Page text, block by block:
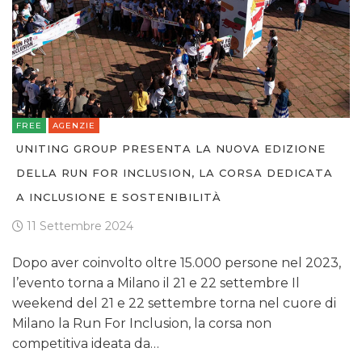
DATI
RICERCHE
PREVISIONI/SCENARI
NORMATIVE
CASE HISTORY
OPINIONI
FREE AGENZIE
UNITING GROUP PRESENTA LA NUOVA EDIZIONE
DELLA RUN FOR INCLUSION, LA CORSA DEDICATA
A INCLUSIONE E SOSTENIBILITÀ
11 Settembre 2024
Dopo aver coinvolto oltre 15.000 persone nel 2023,
l’evento torna a Milano il 21 e 22 settembre Il
weekend del 21 e 22 settembre torna nel cuore di
Milano la Run For Inclusion, la corsa non
competitiva ideata da…